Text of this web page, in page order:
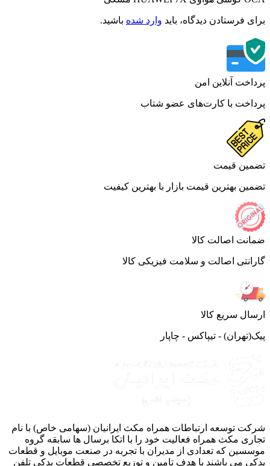
فرستادن دیدگاه، باید وارد شدهباشید.
آنلاین امن
با کارت‌های عضو شتاب
قیمت
بهترین قیمت بازار با بهترین کیفیت
اصالت کالا
اصالت و سلامت فیزیکی کالا
سریع کالا
- تیپاکس - چاپار
توسعه ارتباطات همراه مکث ایرانیان (سهامی خاص) با نام
مکث همراه فعالیت خود را با اتکا برسال ها سابقه گروه
که تعدادی از مدیران با تجربه در صنعت موبایل و قطعات
می باشند با هدف تامین و توزیع تخصصی قطعات یدکی تلفن